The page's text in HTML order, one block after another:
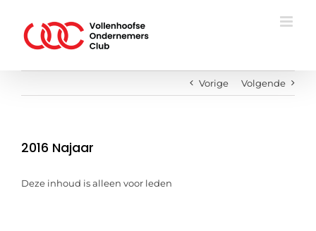
inhoud
Vorige Volgende
2016 Najaar
Deze inhoud is alleen voor leden